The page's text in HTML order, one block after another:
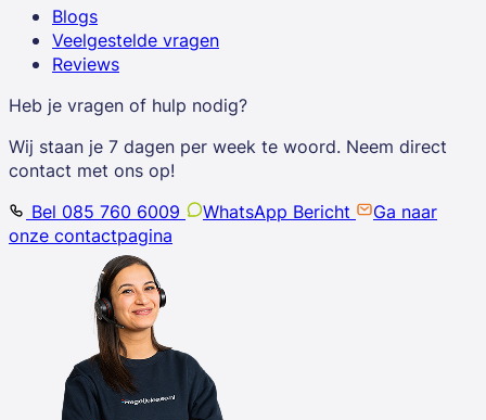
Blogs
Veelgestelde vragen
Reviews
Heb je vragen of hulp nodig?
Wij staan je 7 dagen per week te woord. Neem direct
contact met ons op!
Bel 085 760 6009
WhatsApp Bericht
Ga naar
onze contactpagina